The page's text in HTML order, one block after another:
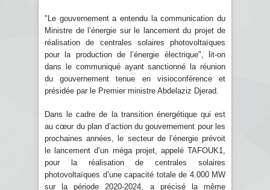
"Le gouvernement a entendu la communication du
Ministre de l’énergie sur le lancement du projet de
réalisation de centrales solaires photovoltaïques
pour la production de l’énergie électrique", lit-on
dans le communiqué ayant sanctionné la réunion
du gouvernement tenue en visioconférence et
présidée par le Premier ministre Abdelaziz Djerad.
Dans le cadre de la transition énergétique qui est
au cœur du plan d’action du gouvernement pour les
prochaines années, le secteur de l’énergie prévoit
le lancement d’un méga projet, appelé TAFOUK1,
pour la réalisation de centrales solaires
photovoltaïques d’une capacité totale de 4.000 MW
sur la période 2020-2024, a précisé la même